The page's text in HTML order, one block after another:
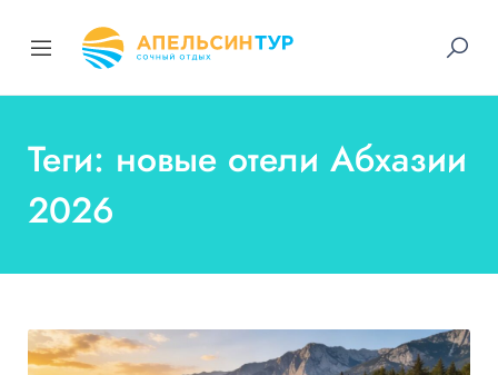
Теги: новые отели Абхазии
2026